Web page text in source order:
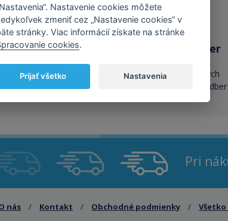
kvalita
s
náplňami
Skladom takmer
cez 50 000 skladových
zásob pre okamžitý odber
Pri
nás / Kontakt / Obchodné podmienky /
Nastavenie cookies môžete
zmeniť cez „Nastavenie cookies“ v
stránky. Viac informácií získate na stránke
cookies.
Prijať všetko Nastavenia